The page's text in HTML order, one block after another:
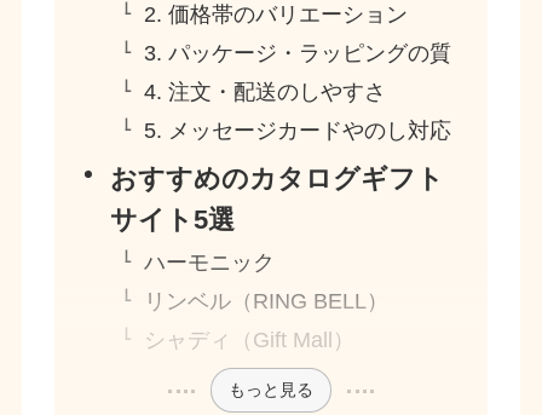
2. 価格帯のバリエーション
3. パッケージ・ラッピングの質
4. 注文・配送のしやすさ
5. メッセージカードやのし対応
おすすめのカタログギフト
サイト5選
ハーモニック
リンベル（RING BELL）
シャディ（Gift Mall）
もっと見る